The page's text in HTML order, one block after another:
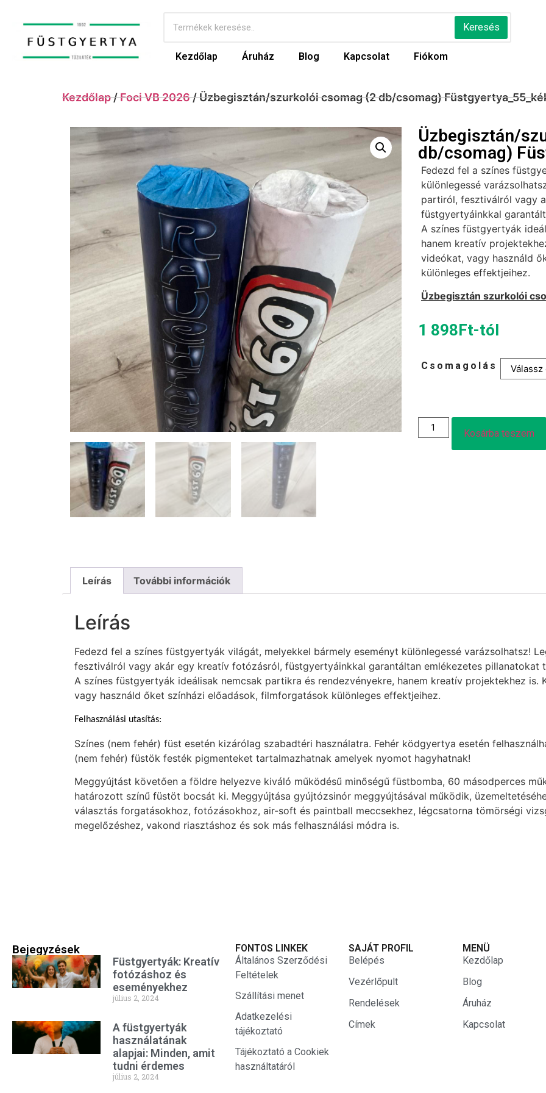
Keresés
Kezdőlap Áruház Blog Kapcsolat Fiókom
Kezdőlap/Foci VB 2026/ Üzbegisztán/szurkolói csomag (2 db/csomag)
Üzbegisztán/
db/csomag)
Fedezd fel a színes
különlegessé
partiról, fesztiválról vagy
füstgyertyáinkkal
A színes füstgyertyák
hanem kreatív
videókat, vagy használd
különleges effektjeihez.
Üzbegisztán szurkolói
1 898Ft-tól
Csomagolás
Kosárba teszem
Leírás További információk
Leírás
Fedezd fel a színes füstgyertyák világát, melyekkel bármely eseményt különlegessé varázsolhatsz!
fesztiválról vagy akár egy kreatív fotózásról, füstgyertyáinkkal garantáltan emlékezetes pillanatokat
A színes füstgyertyák ideálisak nemcsak partikra és rendezvényekre, hanem kreatív projektekhez
vagy használd őket színházi előadások, filmforgatások különleges effektjeihez.
Felhasználási utasítás:
Színes (nem fehér) füst esetén kizárólag szabadtéri használatra. Fehér ködgyertya esetén
(nem fehér) füstök festék pigmenteket tartalmazhatnak amelyek nyomot hagyhatnak!
Meggyújtást követően a földre helyezve kiváló működésű minőségű füstbomba, 60 másodperces
határozott színű füstöt bocsát ki. Meggyújtása gyújtózsinór meggyújtásával működik,
választás forgatásokhoz, fotózásokhoz, air-soft és paintball meccsekhez, légcsatorna tömörségi
megelőzéshez, vakond riasztáshoz és sok más felhasználási módra is.
Bejegyzések
Füstgyertyák: Kreatív
fotózáshoz és
eseményekhez
július 2, 2024
A füstgyertyák
használatának
alapjai: Minden, amit
tudni érdemes
július 2, 2024
FONTOS LINKEK
Általános Szerződési
Feltételek
Szállítási menet
Adatkezelési
tájékoztató
Tájékoztató a Cookiek
használtatáról
SAJÁT PROFIL
Belépés
Vezérlőpult
Rendelések
Címek
MENÜ
Kezdőlap
Blog
Áruház
Kapcsolat